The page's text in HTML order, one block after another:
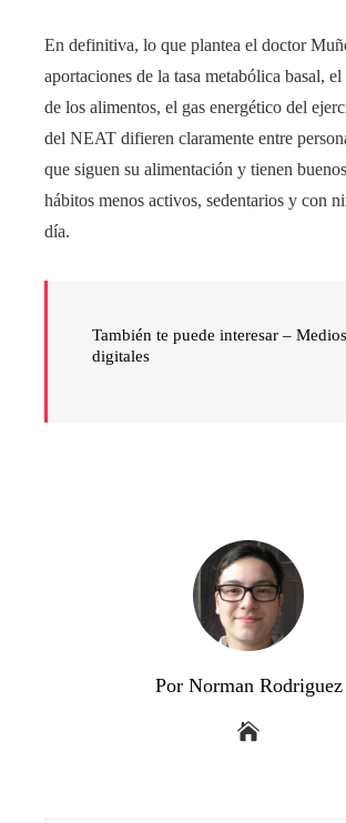
En definitiva, lo que plantea el doctor
aportaciones de la tasa metabólica basal,
de los alimentos, el gas energético del
del NEAT difieren claramente entre
que siguen su alimentación y tienen
hábitos menos activos, sedentarios y con
día.
También te puede interesar – Medios
digitales
Por Norman Rodriguez